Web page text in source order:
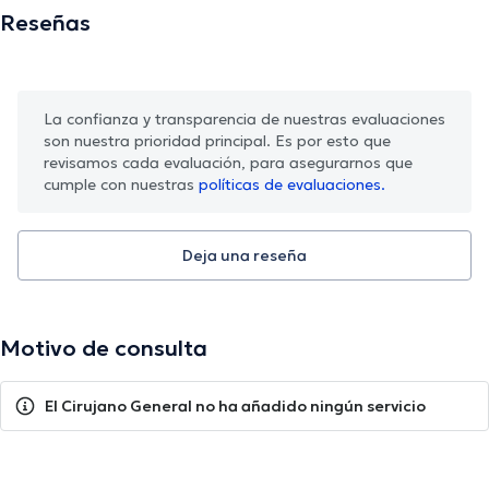
Reseñas
La confianza y transparencia de nuestras evaluaciones
son nuestra prioridad principal. Es por esto que
revisamos cada evaluación, para asegurarnos que
cumple con nuestras políticas de evaluaciones.
Deja una reseña
Motivo de consulta
El Cirujano General no ha añadido ningún servicio